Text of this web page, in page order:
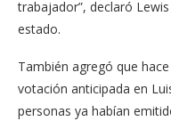
trabajador”, declaró
estado.
También agregó que
votación anticipada en
personas ya habían